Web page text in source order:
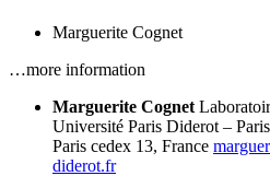
Marguerite Cognet
…more information
Marguerite Cognet
Université Paris Diderot –
Paris cedex 13, France
diderot.fr